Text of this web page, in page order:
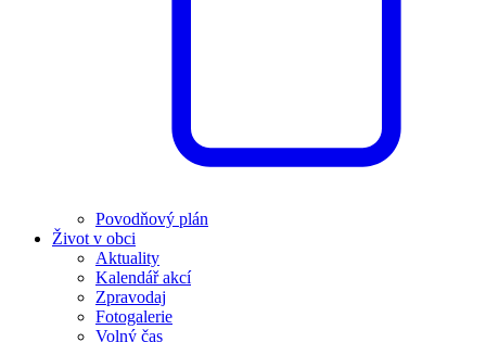
Povodňový plán
Život v obci
Aktuality
Kalendář akcí
Zpravodaj
Fotogalerie
Volný čas